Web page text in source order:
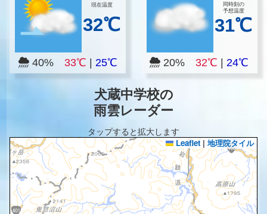
現在温度
32℃
40% 33℃ 25℃
同時刻の
予想温度
31℃
20% 32℃ |24℃
犬蔵中学校の
雨雲レーダー
タップすると拡大します
Leaflet | 地理院タイル